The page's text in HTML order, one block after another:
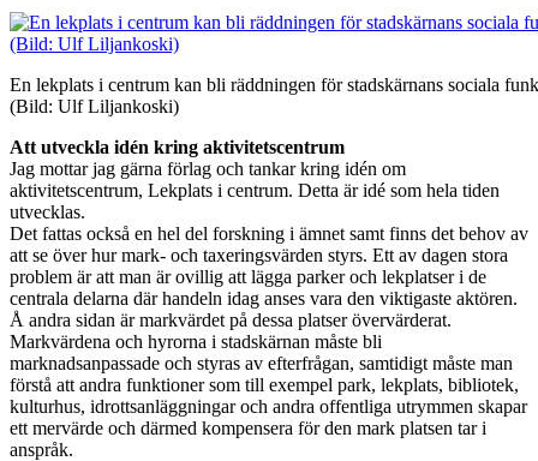
En lekplats i centrum kan bli räddningen för stadskärnans sociala
(Bild: Ulf Liljankoski)
Att utveckla idén kring aktivitetscentrum
Jag mottar jag gärna förlag och tankar kring idén om
aktivitetscentrum, Lekplats i centrum. Detta är idé som hela tiden
utvecklas.
Det fattas också en hel del forskning i ämnet samt finns det behov av
att se över hur mark- och taxeringsvärden styrs. Ett av dagen stora
problem är att man är ovillig att lägga parker och lekplatser i de
centrala delarna där handeln idag anses vara den viktigaste aktören.
Å andra sidan är markvärdet på dessa platser övervärderat.
Markvärdena och hyrorna i stadskärnan måste bli
marknadsanpassade och styras av efterfrågan, samtidigt måste man
förstå att andra funktioner som till exempel park, lekplats, bibliotek,
kulturhus, idrottsanläggningar och andra offentliga utrymmen skapar
ett mervärde och därmed kompensera för den mark platsen tar i
anspråk.